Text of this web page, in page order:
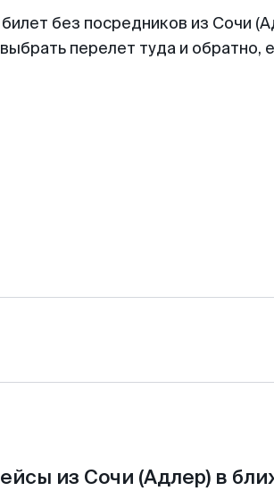
без посредников из Сочи
перелет туда и обратно,
из Сочи (Адлер) в